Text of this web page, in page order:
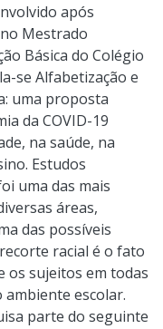
após
Mestrado
Básica do Colégio
se Alfabetização e
uma proposta
da COVID-19
na saúde, na
Estudos
uma das mais
áreas,
das possíveis
racial é o fato
os sujeitos em todas
ambiente escolar.
parte do seguinte